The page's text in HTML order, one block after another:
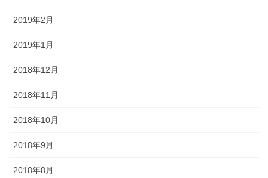
2019年2月
2019年1月
2018年12月
2018年11月
2018年10月
2018年9月
2018年8月